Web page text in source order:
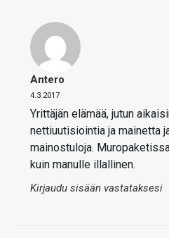
Antero
4.3.2017
Yrittäjän elämää, jutun
nettiuutisiointia ja mainetta
mainostuloja.
kuin manulle illallinen.
Kirjaudu sisään vastataksesi